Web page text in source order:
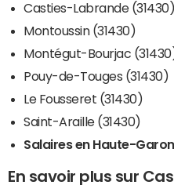
Casties-Labrande (31430)
Montoussin (31430)
Montégut-Bourjac
Pouy-de-Touges (31430)
Le Fousseret (31430)
Saint-Araille (31430)
Salaires en Haute-
En savoir plus sur